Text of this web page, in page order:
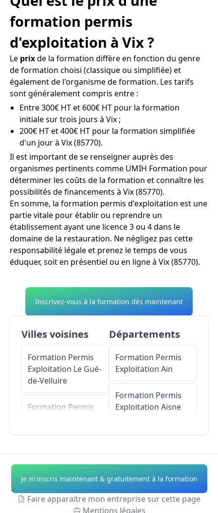
formation permis
d'exploitation à Vix ?
Le prixde la formation diffère en fonction du genre
de formation choisi (classique ou simplifiée) et
également de l'organisme de formation. Les tarifs
sont généralement compris entre :
Entre 300€ HT et 600€ HT pour la formation
initiale sur trois jours à Vix ;
200€ HT et 400€ HT pour la formation simplifiée
d'un jour à Vix (85770).
Il est important de se renseigner auprès des
organismes pertinents comme UMIH Formation pour
déterminer les coûts de la formation et connaître les
possibilités de financements à Vix (85770).
En somme, la formation permis d'exploitation est une
partie vitale pour établir ou reprendre un
établissement ayant une licence 3 ou 4 dans le
domaine de la restauration. Ne négligez pas cette
responsabilité légale et prenez le temps de vous
éduquer, soit en présentiel ou en ligne à Vix (85770).
Inscrivez-vous à la formation dès maintenant
Villes voisines
Formation Permis
Exploitation Le Gué-
de-Velluire
Formation Permis
Formation Permis
ExploitationLe
Poiré-sur-Velluire
Formation Permis
Départements
Formation Permis
Exploitation Ain
Formation Permis
Exploitation Aisne
Formation Permis
ExploitationAlpes-
de-Haute-Provence
Je m'inscris maintenant & gratuitement à la formation
Faire apparaitre mon entreprise sur cette page
Mentions légales